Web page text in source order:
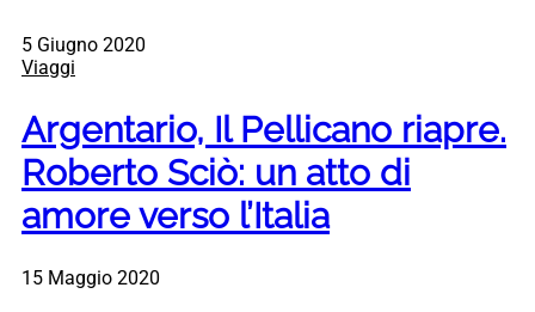
5 Giugno 2020
Viaggi
Argentario, Il Pellicano riapre.
Roberto Sciò: un atto di
amore verso l’Italia
15 Maggio 2020